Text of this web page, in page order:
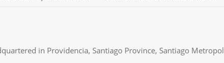
in Providencia, Santiago Province, Santiago